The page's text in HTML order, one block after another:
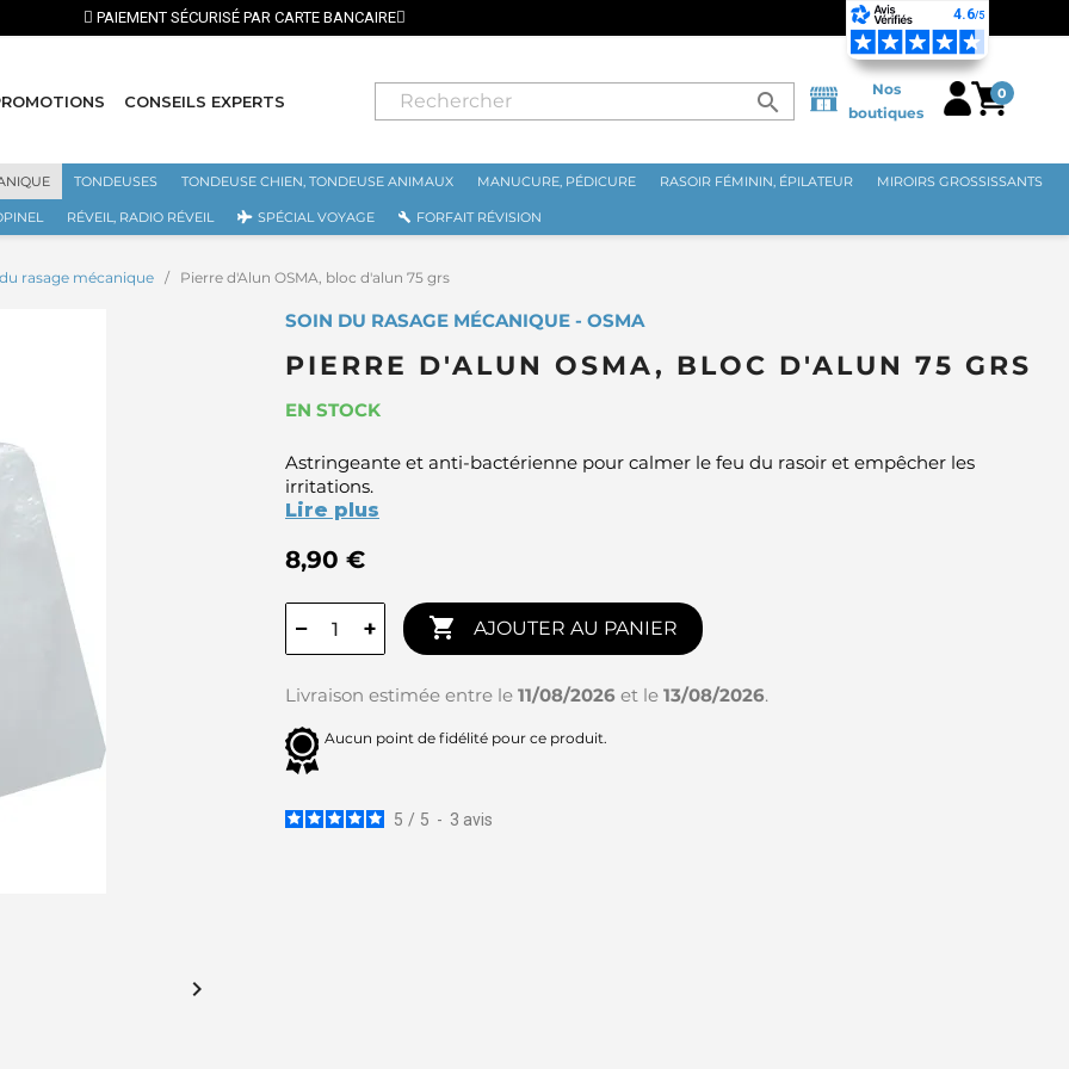
⭐ LIVRAISON GRATUITE EN FRANCE MÉTROPOLITAINE DÈS 70€ ⭐
CONSEILS EXPERTS search
Nos
boutiques
0
TONDEUSES TONDEUSE CHIEN, TONDEUSE ANIMAUX MANUCURE, PÉDICURE RASOIR FÉMININ, ÉPILATEUR MIROIRS GROSSISSANTS
RÉVEIL, RADIO RÉVEIL SPÉCIAL VOYAGE FORFAIT RÉVISION
rasage mécanique Pierre d'Alun OSMA, bloc d'alun 75 grs

SOIN DU RASAGE MÉCANIQUE - OSMA
PIERRE D'ALUN OSMA, BLOC D'ALUN 75 GRS
EN STOCK
Astringeante et anti-bactérienne pour calmer le feu du rasoir et empêcher les
irritations.
Lire plus
8,90 €
− +  AJOUTER AU PANIER
Livraison estimée entre le 11/08/2026 et le 13/08/2026.
Aucun point de fidélité pour ce produit.
5 / 5 - 3 avis